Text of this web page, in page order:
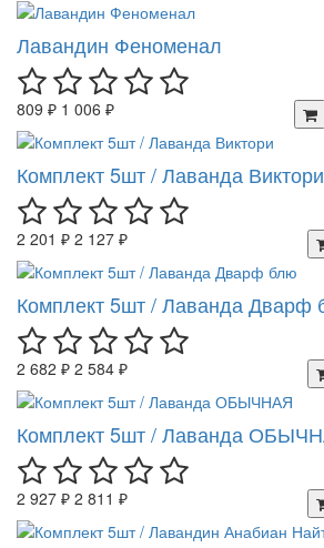
Лавандин Феноменал
809 ₽ 1 006 ₽
Комплект 5шт / Лаванда Виктори
2 201 ₽ 2 127 ₽
Комплект 5шт / Лаванда Дварф
2 682 ₽ 2 584 ₽
Комплект 5шт / Лаванда
2 927 ₽ 2 811 ₽